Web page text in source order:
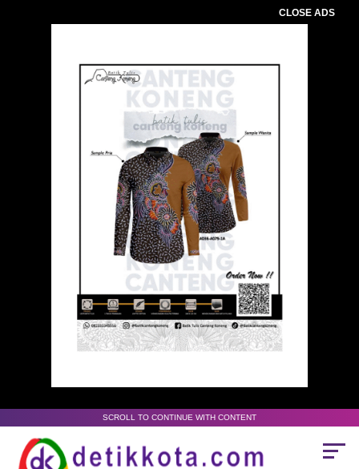
CLOSE ADS
SCROLL TO CONTINUE WITH CONTENT